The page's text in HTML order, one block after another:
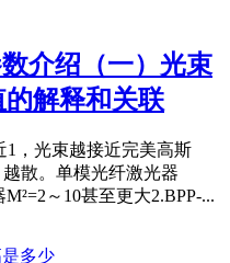
介绍（一）光束
的解释和关联
1，光束越接近完美高斯
散。单模光纤激光器
～10甚至更大2.BPP-...